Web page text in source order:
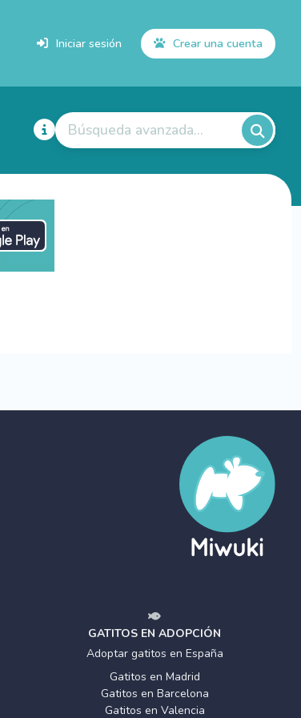
Iniciar sesión Crear una cuenta
Búsqueda avanzada...
GATITOS EN ADOPCIÓN
Adoptar gatitos en España
Gatitos en Madrid
Gatitos en Barcelona
Gatitos en Valencia